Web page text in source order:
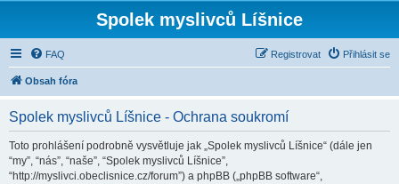
Spolek myslivců Líšnice
FAQ Přihlásit se
Registrovat
Obsah fóra
Spolek myslivců Líšnice - Ochrana soukromí
Toto prohlášení podrobně vysvětluje jak „Spolek myslivců Líšnice“ (dále jen
“my”, “nás”, “naše”, “Spolek myslivců Líšnice”,
“http://myslivci.obeclisnice.cz/forum”) a phpBB („phpBB software“,